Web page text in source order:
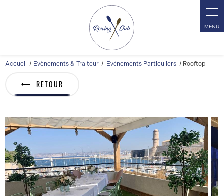
Accueil Evènements & Traiteur Evénements Particuliers Rooftop
RETOUR
Panneau de gestion des cookies